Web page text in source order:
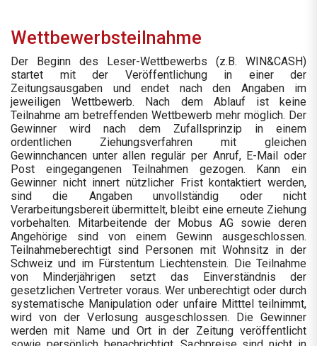
Wettbewerbsteilnahme
Der Beginn des Leser-Wettbewerbs (z.B. WIN&CASH)
startet mit der Veröffentlichung in einer der
Zeitungsausgaben und endet nach den Angaben im
jeweiligen Wettbewerb. Nach dem Ablauf ist keine
Teilnahme am betreffenden Wettbewerb mehr möglich. Der
Gewinner wird nach dem Zufallsprinzip in einem
ordentlichen Ziehungsverfahren mit gleichen
Gewinnchancen unter allen regulär per Anruf, E-Mail oder
Post eingegangenen Teilnahmen gezogen. Kann ein
Gewinner nicht innert nützlicher Frist kontaktiert werden,
sind die Angaben unvollständig oder nicht
Verarbeitungsbereit übermittelt, bleibt eine erneute Ziehung
vorbehalten. Mitarbeitende der Mobus AG sowie deren
Angehörige sind von einem Gewinn ausgeschlossen.
Teilnahmeberechtigt sind Personen mit Wohnsitz in der
Schweiz und im Fürstentum Liechtenstein. Die Teilnahme
von Minderjährigen setzt das Einverständnis der
gesetzlichen Vertreter voraus. Wer unberechtigt oder durch
systematische Manipulation oder unfaire Mitttel teilnimmt,
wird von der Verlosung ausgeschlossen. Die Gewinner
werden mit Name und Ort in der Zeitung veröffentlicht